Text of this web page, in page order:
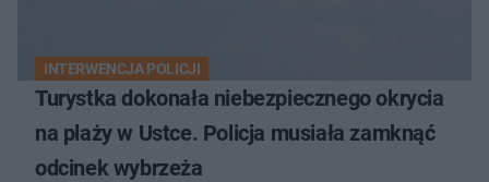
INTERWENCJA POLICJI
Turystka dokonała niebezpiecznego okrycia
na plaży w Ustce. Policja musiała zamknąć
odcinek wybrzeża